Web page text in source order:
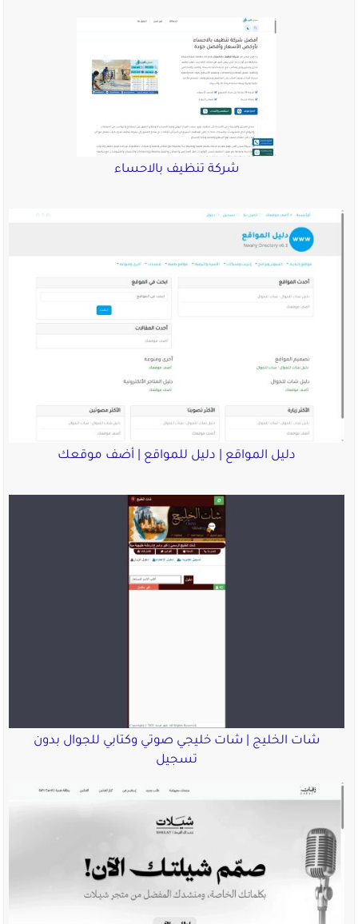
شركة تنظيف بالاحساء
دليل المواقع | دليل للمواقع | أضف موقعك
شات الخليج | شات خليجي صوتي وكتابي للجوال بدون
تسجيل